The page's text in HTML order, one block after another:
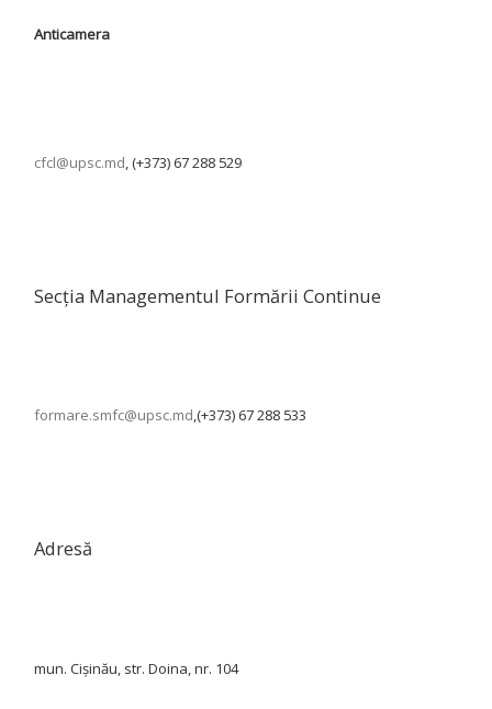
Anticamera
cfcl@upsc.md, (+373) 67 288 529
Secția Managementul Formării Continue
formare.smfc@upsc.md,(+373) 67 288 533
Adresă
mun. Cișinău, str. Doina, nr. 104